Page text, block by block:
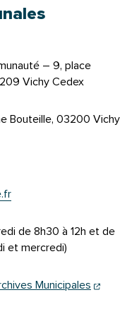
– 9, place
Vichy Cedex
Bouteille, 03200 Vichy
de 8h30 à 12h et de
et mercredi)
Municipales